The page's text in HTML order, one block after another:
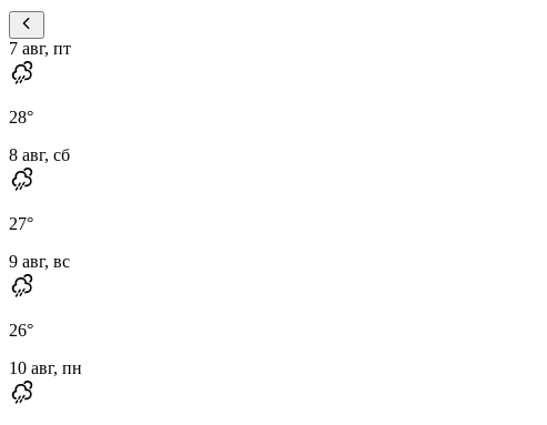
7 авг, пт
28°
8 авг, сб
27°
9 авг, вс
26°
10 авг, пн